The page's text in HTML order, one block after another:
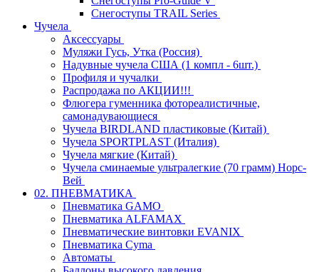
Снегоступы TRAIL Series
Чучела
Аксессуары
Муляжи Гусь, Утка (Россия)
Надувные чучела США (1 компл - 6шт.)
Профиля и чучалки
Распродажа по АКЦИИ!!!
Флюгера гуменника фотореалистичные,
самонадувающиеся
Чучела BIRDLAND пластиковые (Китай)
Чучела SPORTPLAST (Италия)
Чучела мягкие (Китай)
Чучела сминаемые ультралегкие (70 грамм) Норс-
Вей
02. ПНЕВМАТИКА
Пневматика GAMO
Пневматика ALFAMAX
Пневматические винтовки EVANIX
Пневматика Cyma
Автоматы